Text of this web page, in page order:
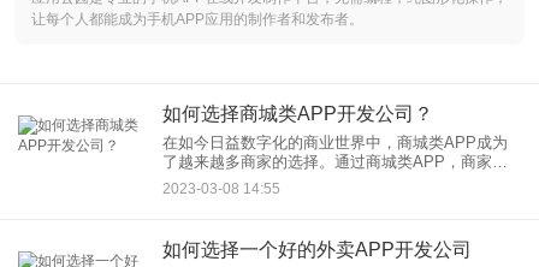
让每个人都能成为手机APP应用的制作者和发布者。
如何选择商城类APP开发公司？
在如今日益数字化的商业世界中，商城类APP成为
了越来越多商家的选择。通过商城类APP，商家可
以轻松地将自己的产品展示给潜在客户，并与他们
进行交互和销售。然而，对于商家来说，选择一家
2023-03-08 14:55
如何选择一个好的外卖APP开发公司